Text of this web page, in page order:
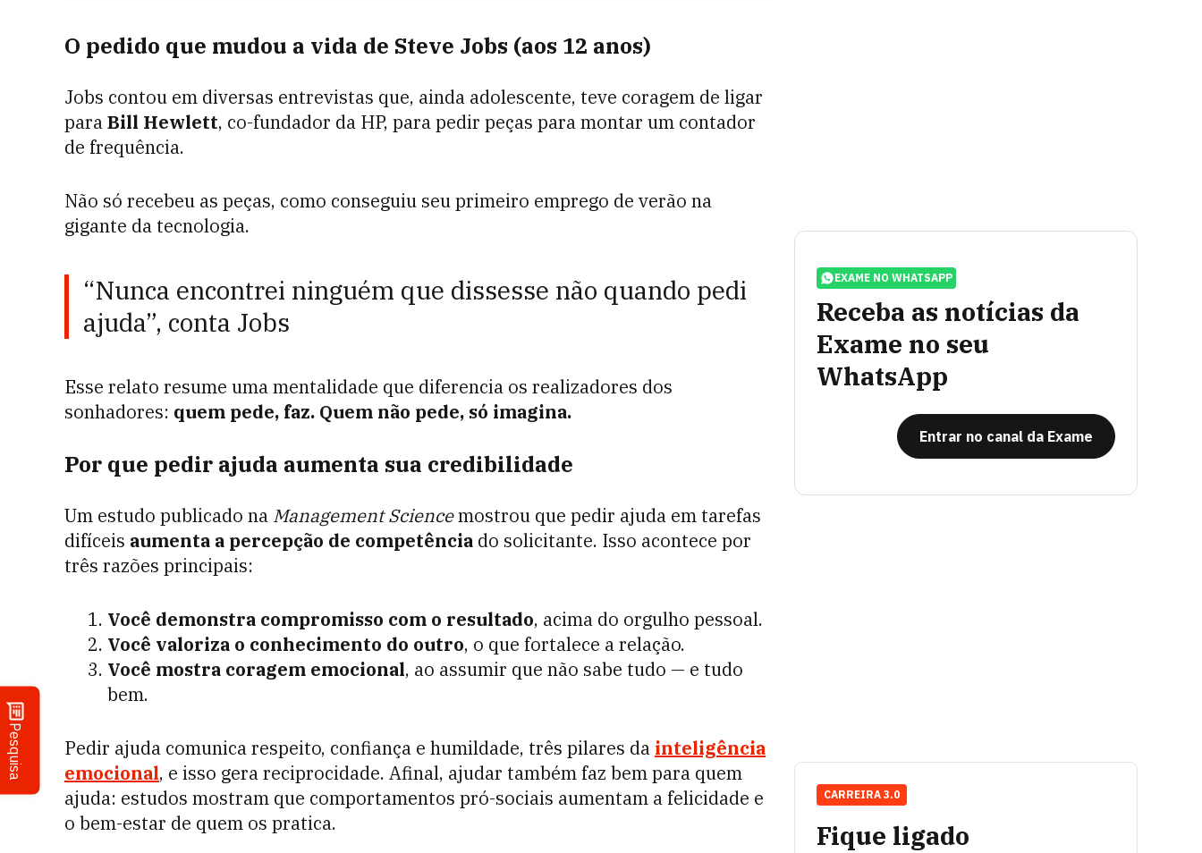
Pesquisa
O pedido que mudou a vida de Steve Jobs (aos 12 anos)
Jobs contou em diversas entrevistas que, ainda adolescente, teve coragem de ligar
paraBill Hewlett, co-fundador da HP, para pedir peças para montar um contador
de frequência.
Não só recebeu as peças, como conseguiu seu primeiro emprego de verão na
gigante da tecnologia.
“Nunca encontrei ninguém que dissesse não quando pedi
ajuda”, conta Jobs
Esse relato resume uma mentalidade que diferencia os realizadores dos
sonhadores: quem pede, faz. Quem não pede, só imagina.
Por que pedir ajuda aumenta sua credibilidade
Um estudo publicado na Management Sciencemostrou que pedir ajuda em tarefas
difíceis aumenta a percepção de competência do solicitante. Isso acontece por
três razões principais:
Você demonstra compromisso com o resultado, acima do orgulho pessoal.
Você valoriza o conhecimento do outro, o que fortalece a relação.
Você mostra coragem emocional, ao assumir que não sabe tudo — e tudo
bem.
Pedir ajuda comunica respeito, confiança e humildade, três pilares da inteligência
emocional, e isso gera reciprocidade. Afinal, ajudar também faz bem para quem
ajuda: estudos mostram que comportamentos pró-sociais aumentam a felicidade e
o bem-estar de quem os pratica.
EXAME NO WHATSAPP
Receba as notícias da
Exame no seu
WhatsApp
Entrar no canal da Exame
Fique ligado
CARREIRA 3.0